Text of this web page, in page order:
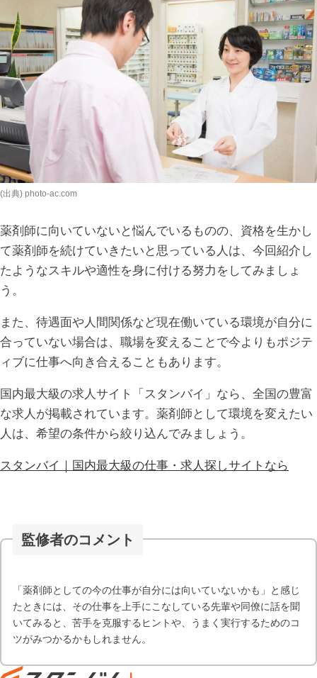
(出典) photo-ac.com
薬剤師に向いていないと悩んでいるものの、資格を生かし
て薬剤師を続けていきたいと思っている人は、今回紹介し
たようなスキルや適性を身に付ける努力をしてみましょ
う。
また、待遇面や人間関係など現在働いている環境が自分に
合っていない場合は、職場を変えることで今よりもポジテ
ィブに仕事へ向き合えることもあります。
国内最大級の求人サイト「スタンバイ」なら、全国の豊富
な求人が掲載されています。薬剤師として環境を変えたい
人は、希望の条件から絞り込んでみましょう。
スタンバイ｜国内最大級の仕事・求人探しサイトなら
監修者のコメント
「薬剤師としての今の仕事が自分には向いていないかも」と感じ
たときには、その仕事を上手にこなしている先輩や同僚に話を聞
いてみると、苦手を克服するヒントや、うまく実行するためのコ
ツがみつかるかもしれません。